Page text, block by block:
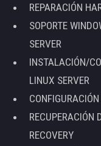
REPARACIÓN
SOPORTE
SERVER
INSTALACIÓN/
LINUX SERVER
RECUPERACIÓN
RECOVERY